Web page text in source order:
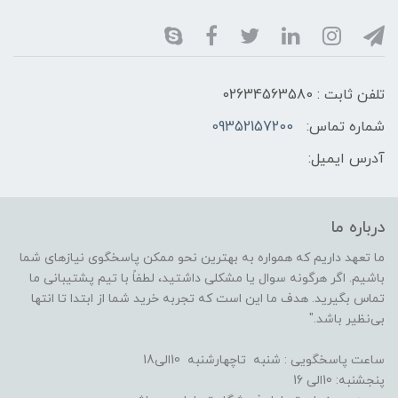
تلفن ثابت : 02634563580
شماره تماس:
09352157200
آدرس ایمیل:
درباره ما
ما تعهد داریم که همواره به بهترین نحو ممکن پاسخگوی نیازهای شما
باشیم. اگر هرگونه سوال یا مشکلی داشتید، لطفاً با تیم پشتیبانی ما
تماس بگیرید. هدف ما این است که تجربه خرید شما از ابتدا تا انتها
بی‌نظیر باشد."
ساعت پاسخگویی : شنبه تاچهارشنبه 10الی18
پنجشنبه: 10الی 16